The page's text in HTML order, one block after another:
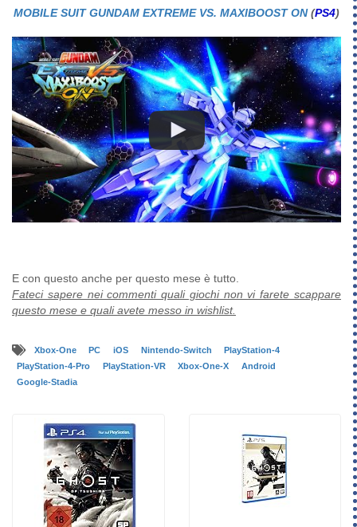
MOBILE SUIT GUNDAM EXTREME VS. MAXIBOOST ON(PS4)
E con questo anche per questo mese è tutto.
Fateci sapere nei commenti quali giochi non vi farete scappare
questo mese e quali avete messo in wishlist.
Xbox-One PC iOS Nintendo-Switch
PlayStation-4
PlayStation-4-Pro
PlayStation-VR Xbox-One-X
Android
Google-Stadia